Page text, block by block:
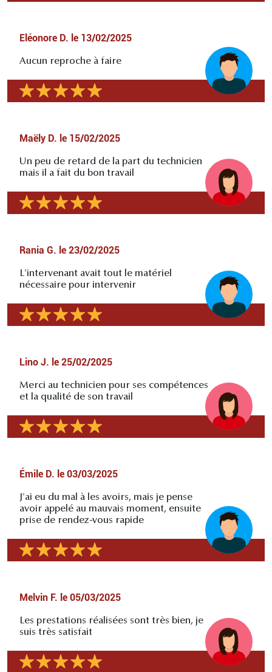
Eléonore D. le 13/02/2025
Aucun reproche à faire
Maëly D. le 15/02/2025
Un peu de retard de la part du technicien
mais il a fait du bon travail
Rania G. le 23/02/2025
L'intervenant avait tout le matériel
nécessaire pour intervenir
Lino J. le 25/02/2025
Merci au technicien pour ses compétences
et la qualité de son travail
Émile D. le 03/03/2025
J'ai eu du mal à les avoirs, mais je pense
avoir appelé au mauvais moment, ensuite
prise de rendez-vous rapide
Melvin F. le 05/03/2025
Les prestations réalisées sont très bien, je
suis très satisfait